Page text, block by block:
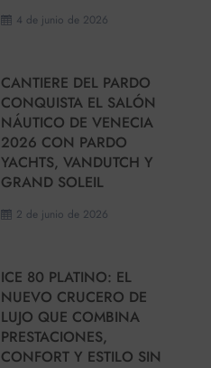
4 de junio de 2026
2 de junio de 2026
CANTIERE DEL PARDO
CONQUISTA EL SALÓN
NÁUTICO DE VENECIA
2026 CON PARDO
YACHTS, VANDUTCH Y
GRAND SOLEIL
ICE 80 PLATINO: EL
NUEVO CRUCERO DE
LUJO QUE COMBINA
PRESTACIONES,
CONFORT Y ESTILO SIN